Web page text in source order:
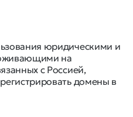
юридическими и
на
с Россией,
домены в